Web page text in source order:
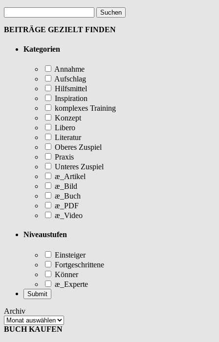
BEITRÄGE GEZIELT FINDEN
Kategorien
Annahme
Aufschlag
Hilfsmittel
Inspiration
komplexes Training
Konzept
Libero
Literatur
Oberes Zuspiel
Praxis
Unteres Zuspiel
æ_Artikel
æ_Bild
æ_Buch
æ_PDF
æ_Video
Niveaustufen
Einsteiger
Fortgeschrittene
Könner
æ_Experte
Archiv
BUCH KAUFEN